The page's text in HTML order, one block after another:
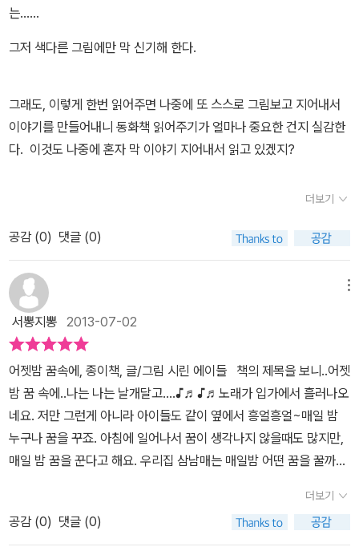
는......
그저 색다른 그림에만 막 신기해 한다.
그래도, 이렇게 한번 읽어주면 나중에 또 스스로 그림보고 지어내서
이야기를 만들어내니 동화책 읽어주기가 얼마나 중요한 건지 실감한
다. 이것도 나중에 혼자 막 이야기 지어내서 읽고 있겠지?
더보기
공감 (0) 댓글 (0)
서뽕지뽕 2013-07-02
어젯밤 꿈속에, 종이책, 글/그림 시린 에이들 책의 제목을 보니..어젯
밤 꿈 속에..나는 나는 날개달고....♪♬♪♬노래가 입가에서 흘러나오
네요. 저만 그런게 아니라 아이들도 같이 옆에서 흥얼흥얼~매일 밤
누구나 꿈을 꾸죠. 아침에 일어나서 꿈이 생각나지 않을때도 많지만,
매일 밤 꿈을 꾼다고 해요. 우리집 삼남매는 매일밤 어떤 꿈을 꿀까
를 키우다보니 새벽에 많은 일이 있어요.아이들이 새벽에 깨서 무섭
다고 울때도 있고, 자면서 하하호호 웃을때도 있어요.그건 꿈나라에
더보기
공감 (0) 댓글 (0)